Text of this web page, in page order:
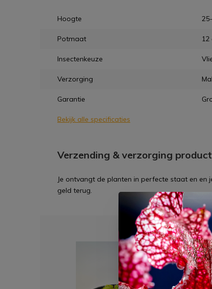
Hoogte
Potmaat 12
Insectenkeuze
Verzorging
Garantie
Bekijk alle specificaties
Verzending & verzorging
Je ontvangt de planten in perfecte staat en en
geld terug.